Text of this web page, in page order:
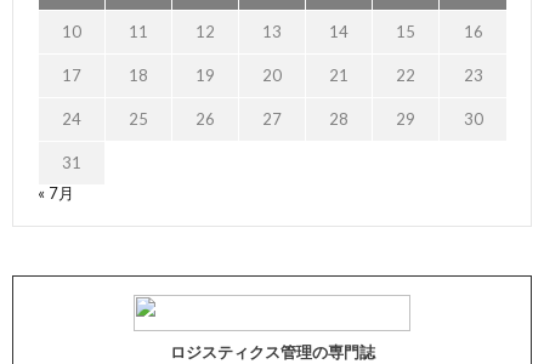
10 11 12 13 14 15 16
17 18 19 20 21 22 23
24 25 26 27 28 29 30
31
« 7月
ロジスティクス管理の専門誌